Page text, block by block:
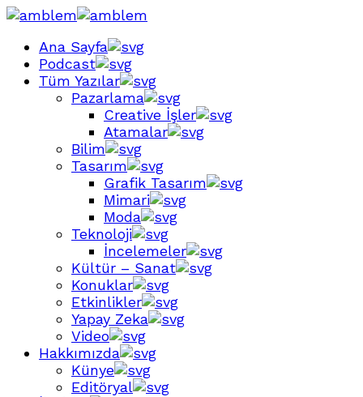
Ana Sayfa
Podcast
Tüm Yazılar
Pazarlama
Creative İşler
Atamalar
Bilim
Tasarım
Grafik Tasarım
Mimari
Moda
Teknoloji
İncelemeler
Kültür – Sanat
Konuklar
Etkinlikler
Yapay Zeka
Video
Hakkımızda
Künye
Editöryal